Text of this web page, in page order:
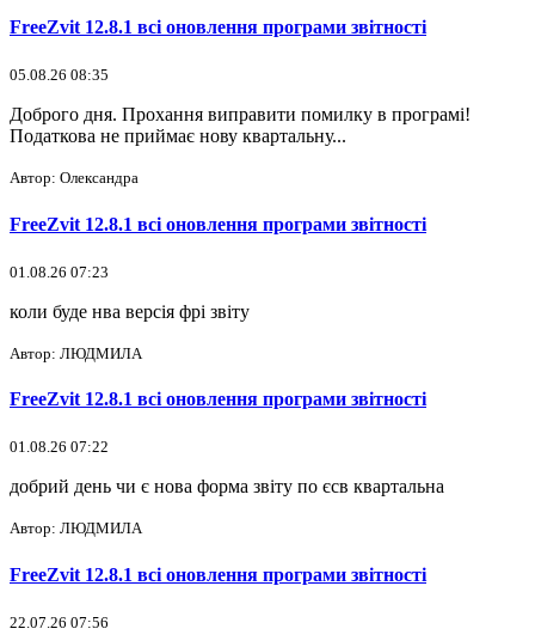
FreeZvit 12.8.1 всі оновлення програми звітності
05.08.26 08:35
Доброго дня. Прохання виправити помилку в програмі!
Податкова не приймає нову квартальну...
Автор: Олександра
FreeZvit 12.8.1 всі оновлення програми звітності
01.08.26 07:23
коли буде нва версія фрі звіту
Автор: ЛЮДМИЛА
FreeZvit 12.8.1 всі оновлення програми звітності
01.08.26 07:22
добрий день чи є нова форма звіту по єсв квартальна
Автор: ЛЮДМИЛА
FreeZvit 12.8.1 всі оновлення програми звітності
22.07.26 07:56